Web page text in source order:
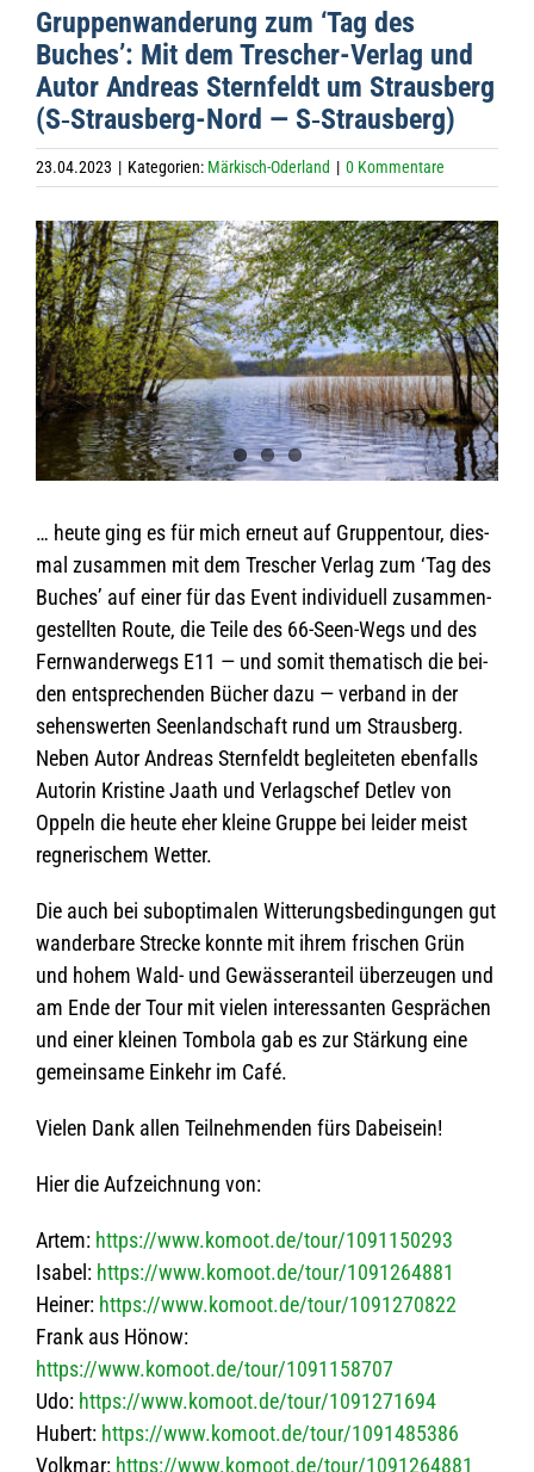
Grup­pen­wan­de­rung zum ‘Tag des
Buches’: Mit dem Tre­scher-Ver­lag und
Autor Andreas Stern­feldt um Straus­berg
(S‑S­traus­berg-Nord — S‑Strausberg)
23.04.2023 | Kategorien: Märkisch-Oderland | 0 Kommentare
Zeige
grösseres
Bild
… heute ging es für mich erneut auf Grup­pen­tour, dies­
mal zusam­men mit dem Tre­scher Ver­lag zum ‘Tag des
Buches’ auf einer für das Event indi­vi­du­ell zusam­men­
ge­stell­ten Route, die Teile des 66-Seen-Wegs und des
Fern­wan­der­wegs E11 — und somit the­ma­tisch die bei­
den ent­spre­chen­den Bücher dazu — ver­band in der
sehens­wer­ten Seen­land­schaft rund um Straus­berg.
Neben Autor Andreas Stern­feldt beglei­te­ten eben­falls
Autorin Kris­tine Jaath und Ver­lags­chef Det­lev von
Oppeln die heute eher kleine Gruppe bei lei­der meist
reg­ne­ri­schem Wetter.
Die auch bei sub­op­ti­ma­len Wit­te­rungs­be­din­gun­gen gut
wan­der­bare Stre­cke konnte mit ihrem fri­schen Grün
und hohem Wald- und Gewäs­ser­an­teil über­zeu­gen und
am Ende der Tour mit vie­len inter­es­san­ten Gesprä­chen
und einer klei­nen Tom­bola gab es zur Stär­kung eine
gemein­same Ein­kehr im Café.
Vie­len Dank allen Teil­neh­men­den fürs Dabeisein!
Hier die Auf­zeich­nung von:
Artem: https://www.komoot.de/tour/1091150293
Isa­bel: https://www.komoot.de/tour/1091264881
Hei­ner: https://www.komoot.de/tour/1091270822
Frank aus Hönow:
https://www.komoot.de/tour/1091158707
Udo: https://www.komoot.de/tour/1091271694
Hubert: https://www.komoot.de/tour/1091485386
Volk­mar: https://www.komoot.de/tour/1091264881